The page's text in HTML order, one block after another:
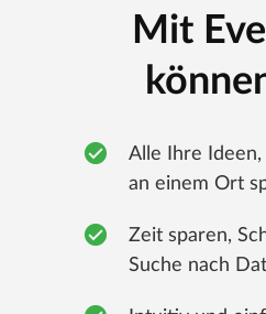
Mit
Alle Ihre
an einem Ort
Zeit sparen,
Suche nach